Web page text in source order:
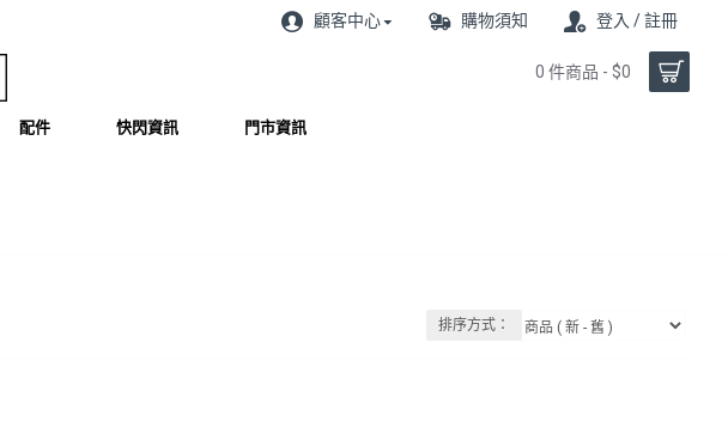
顧客中心 購物須知 登入 / 註冊
0 件商品 - $0
配件 快閃資訊 門市資訊
排序方式：